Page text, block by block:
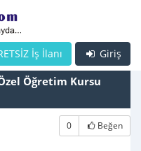
Giriş
İş İlanı
Öğretim Kursu
0 Beğen